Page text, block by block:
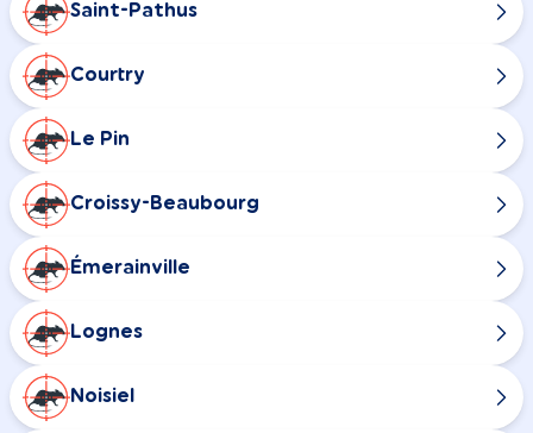
Saint-Pathus
Courtry
Le Pin
Croissy-Beaubourg
Émerainville
Lognes
Noisiel